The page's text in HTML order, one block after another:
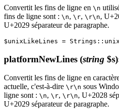
Convertit les fins de ligne en \n
fins de ligne sont : \n, \r, \r\n,
U+2029 séparateur de paragraphe.
platformNewLines (string $s)
Convertit les fins de ligne en
actuelle, c'est-à-dire \r\n sous
ligne sont : \n, \r, \r\n, U+2028
U+2029 séparateur de paragraphe.